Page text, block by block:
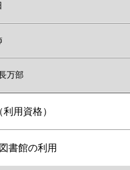
万部
用資格）
書館の利用